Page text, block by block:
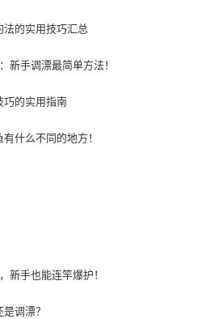
的实用技巧汇总
新手调漂最简单方法！
巧的实用指南
什么不同的地方！
新手也能连竿爆护！
调漂？